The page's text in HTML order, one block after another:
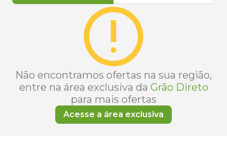
Não encontramos ofertas na sua região,
entre na área exclusiva da Grão Direto
para mais ofertas
Acesse a área exclusiva